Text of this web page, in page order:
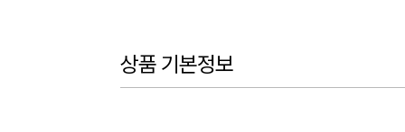
상품 기본정보